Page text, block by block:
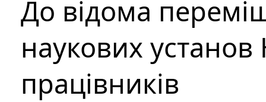
До відома
наукових установ
працівників